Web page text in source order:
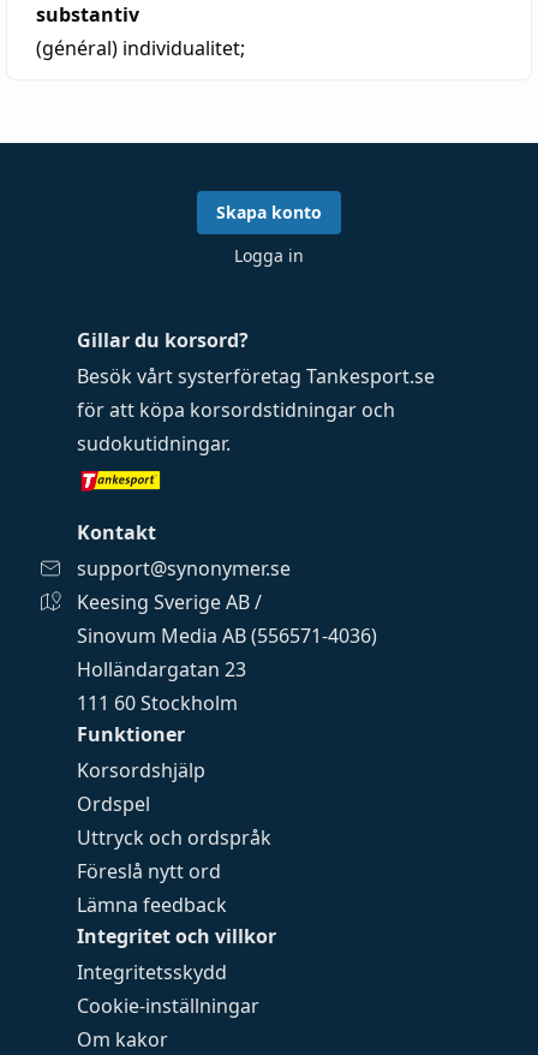
substantiv
(général) individualitet;
Funktioner
Korsordshjälp
Ordspel
Uttryck och ordspråk
Föreslå nytt ord
Lämna feedback
Integritet och villkor
Integritetsskydd
Cookie-inställningar
Om kakor
Gillar du korsord?
Besök vårt systerföretag Tankesport.se
för att köpa korsordstidningar och
sudokutidningar.
Kontakt
support@synonymer.se
Keesing Sverige AB /
Sinovum Media AB (556571-4036)
Holländargatan 23
111 60 Stockholm
Skapa konto
Logga in